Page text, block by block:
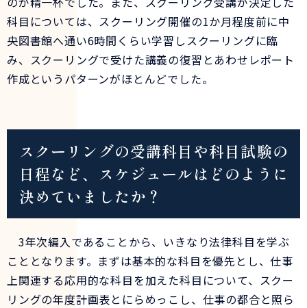
科目については、スクーリング開催の1か月程度前に中
央図書館へ通い6時間くらい学習しスクーリングに臨
み、スクーリングで受けた講義の復習とあわせレポート
作成というパターンがほとんどでした。
スクーリングの受講科目や科目試験の
日程など、スケジュールはどのように
決めていましたか？
3年次編入であることから、いきなり法律科目を学ぶ
こととなります。まずは基本的な科目を優先とし、仕事
上関連する応用的な科目を加えた科目について、スクー
リングの年度計画表とにらめっこし、仕事の都合と照ら